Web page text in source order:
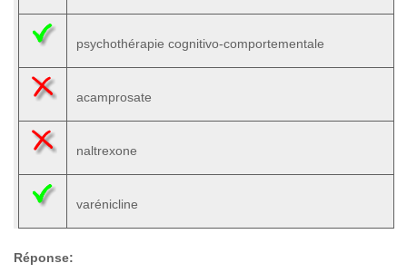
psychothérapie cognitivo-comportementale
acamprosate
naltrexone
varénicline
Réponse: